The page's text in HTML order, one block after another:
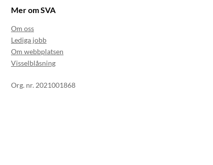
Mer om SVA
Om oss
Lediga jobb
Om webbplatsen
Visselblåsning
Org. nr. 2021001868